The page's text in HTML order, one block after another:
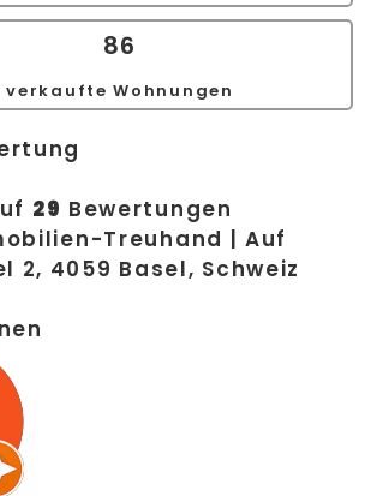
86
verkaufte Wohnungen
29 Bewertungen
Treuhand | Auf
2, 4059 Basel, Schweiz